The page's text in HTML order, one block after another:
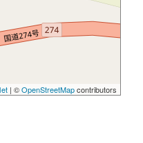
| ©OpenStreetMapcontributors